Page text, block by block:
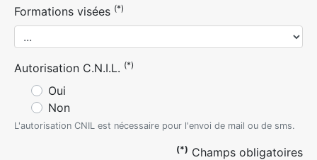
Formations visées (*)
Autorisation C.N.I.L. (*)
Oui
Non
L'autorisation CNIL est nécessaire pour l'envoi de mail ou de sms.
(*) Champs obligatoires